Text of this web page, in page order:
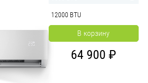
12000 BTU
В корзину
64 900